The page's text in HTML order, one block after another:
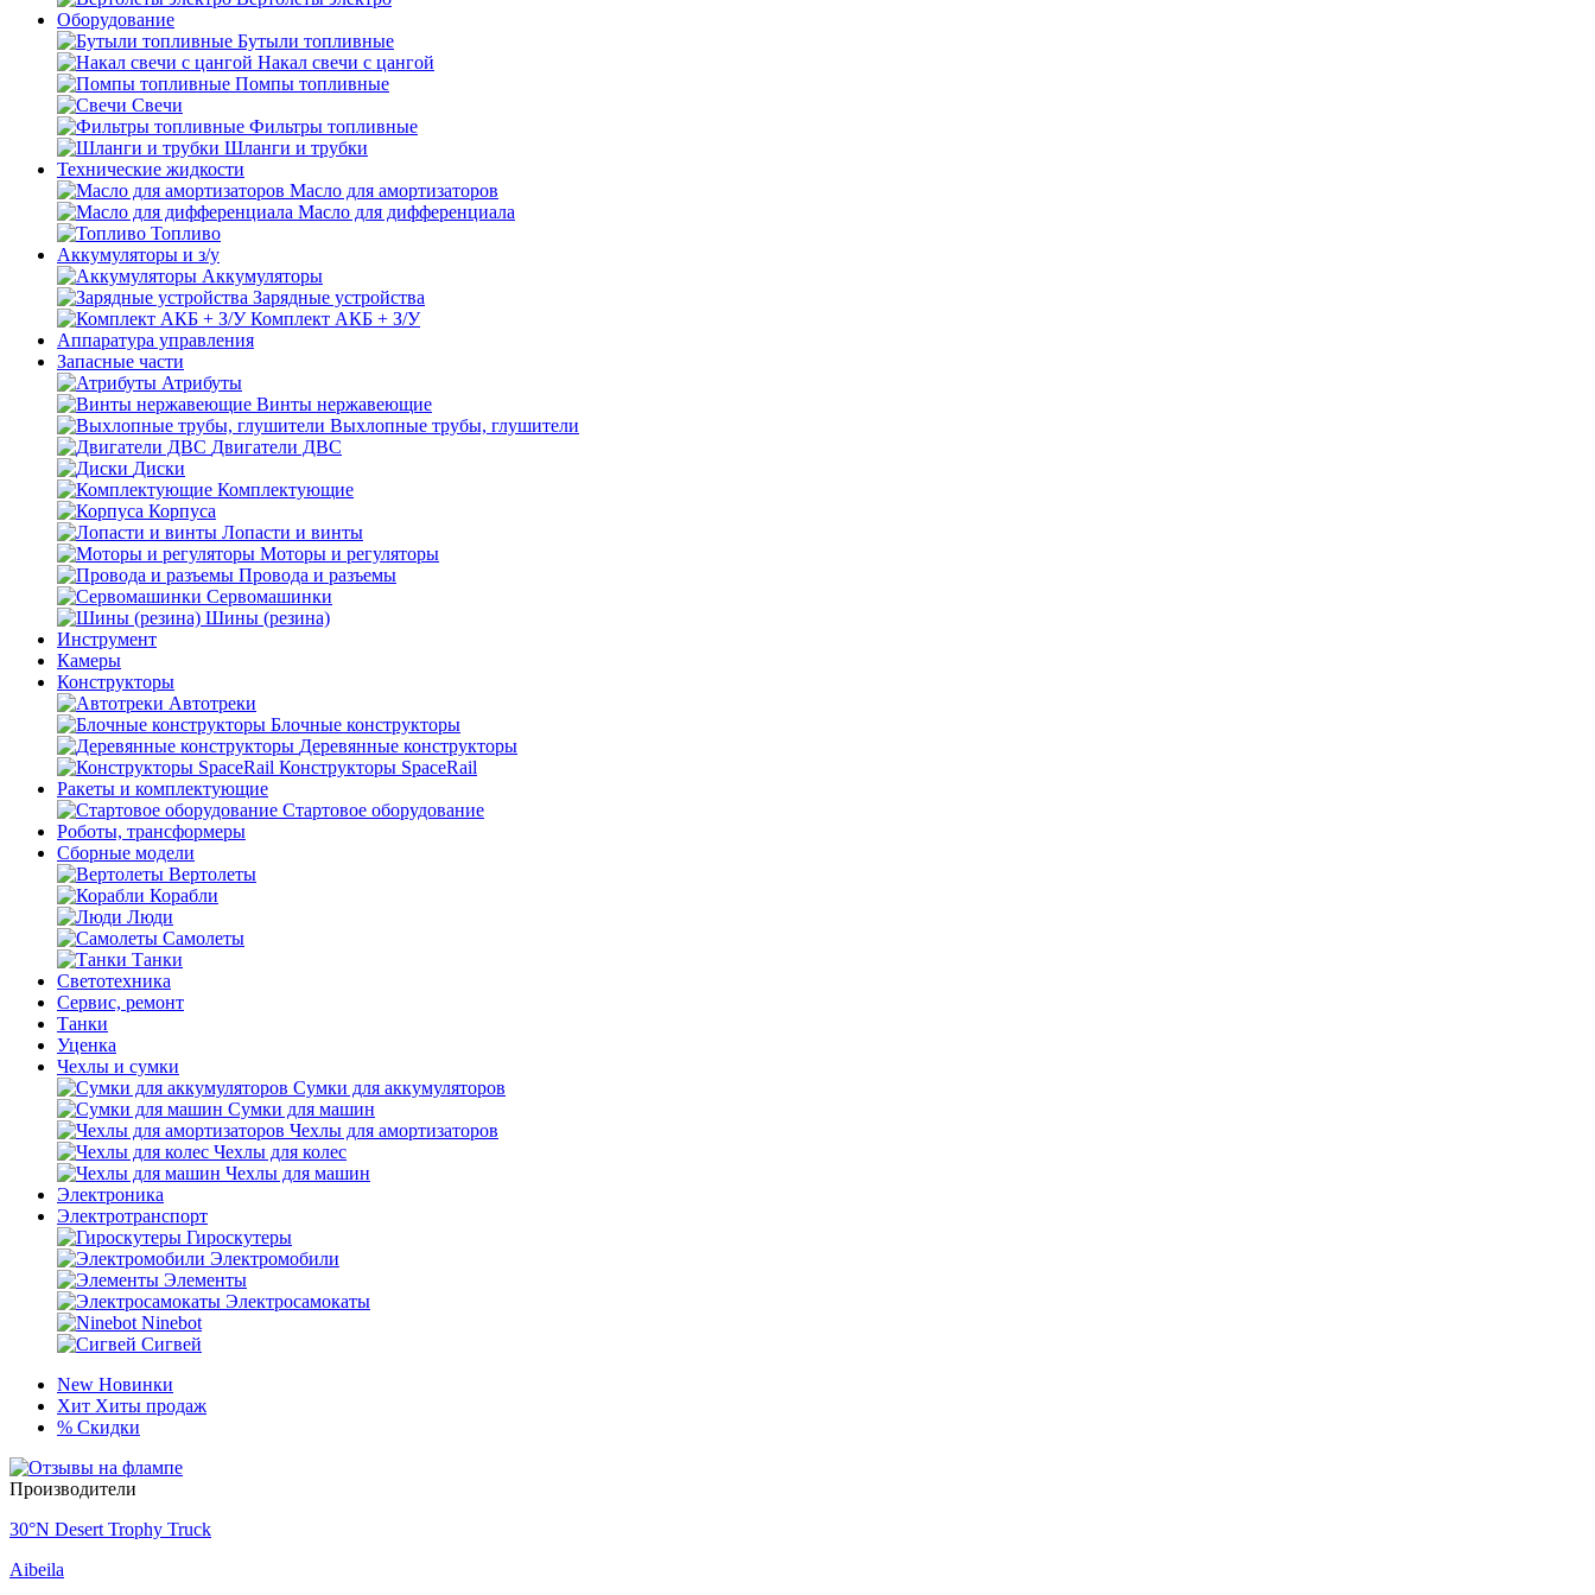
Оборудование
Бутыли топливные
Накал свечи с цангой
Помпы топливные
Свечи
Фильтры топливные
Шланги и трубки
Технические жидкости
Масло для амортизаторов
Масло для дифференциала
Топливо
Аккумуляторы и з/у
Аккумуляторы
Зарядные устройства
Комплект АКБ + З/У
Аппаратура управления
Запасные части
Атрибуты
Винты нержавеющие
Выхлопные трубы, глушители
Двигатели ДВС
Диски
Комплектующие
Корпуса
Лопасти и винты
Моторы и регуляторы
Провода и разъемы
Сервомашинки
Шины (резина)
Инструмент
Камеры
Конструкторы
Автотреки
Блочные конструкторы
Деревянные конструкторы
Конструкторы SpaceRail
Ракеты и комплектующие
Стартовое оборудование
Роботы, трансформеры
Сборные модели
Вертолеты
Корабли
Люди
Самолеты
Танки
Светотехника
Сервис, ремонт
Танки
Уценка
Чехлы и сумки
Сумки для аккумуляторов
Сумки для машин
Чехлы для амортизаторов
Чехлы для колес
Чехлы для машин
Электроника
Электротранспорт
Гироскутеры
Электромобили
Элементы
Электросамокаты
Ninebot
Сигвей
New Новинки
Хит Хиты продаж
% Скидки
Производители
30°N Desert Trophy Truck
Aibeila